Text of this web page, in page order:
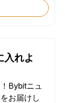
入れよ
Bybitニュ
お届けし